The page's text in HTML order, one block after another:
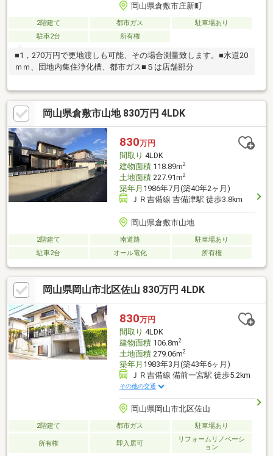
岡山県倉敷市庄新町
2階建て 都市ガス
駐車場あり
駐車2台
所有権
■1，270万円で更地渡しも可能、その場合測量致します。■水道20
ｍｍ、団地内集住浄化槽、都市ガス■Ｓは店舗部分
岡山県倉敷市山地 830万円 4LDK
830万円
間取り 4LDK
建物面積118.89m2
土地面積227.91m2
築年月 1986年7月(築40年2ヶ月)
ＪＲ吉備線 吉備津駅 徒歩3.8km
岡山県倉敷市山地
2階建て 南道路
駐車場あり
駐車2台
オール電化 所有権
岡山県岡山市北区佐山 830万円 4LDK
830万円
間取り 4LDK
建物面積106.8m2
土地面積279.06m2
築年月 1983年3月(築43年6ヶ月)
ＪＲ吉備線 備前一宮駅 徒歩5.2km
その他の交通
岡山県岡山市北区佐山
2階建て 都市ガス 駐車場あり
所有権 即入居可
リフォームリノベーシ
ョン